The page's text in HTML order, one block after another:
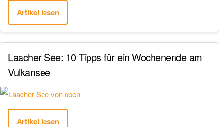
Artikel lesen
Laacher See: 10 Tipps für ein Wochenende am
Vulkansee
Artikel lesen